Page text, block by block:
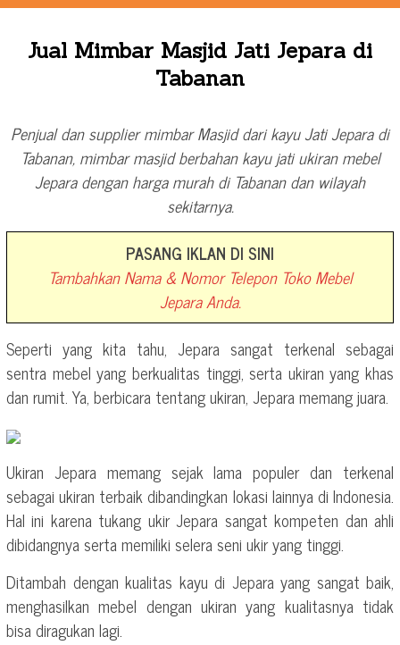
Jual Mimbar Masjid Jati Jepara di
Tabanan
Penjual dan supplier mimbar Masjid dari kayu Jati Jepara di
Tabanan, mimbar masjid berbahan kayu jati ukiran mebel
Jepara dengan harga murah di Tabanan dan wilayah
sekitarnya.
PASANG IKLAN DI SINI
Tambahkan Nama & Nomor Telepon Toko Mebel
Jepara Anda.
Seperti yang kita tahu, Jepara sangat terkenal sebagai
sentra mebel yang berkualitas tinggi, serta ukiran yang khas
dan rumit. Ya, berbicara tentang ukiran, Jepara memang juara.
Ukiran Jepara memang sejak lama populer dan terkenal
sebagai ukiran terbaik dibandingkan lokasi lainnya di Indonesia.
Hal ini karena tukang ukir Jepara sangat kompeten dan ahli
dibidangnya serta memiliki selera seni ukir yang tinggi.
Ditambah dengan kualitas kayu di Jepara yang sangat baik,
menghasilkan mebel dengan ukiran yang kualitasnya tidak
bisa diragukan lagi.